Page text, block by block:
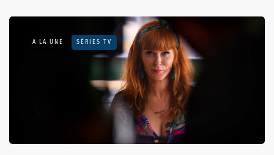
A LA UNE SÉRIES TV